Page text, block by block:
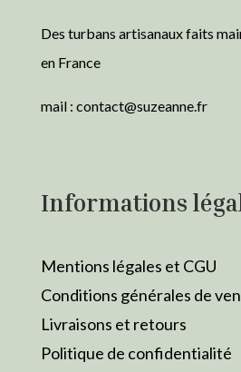
Des turbans artisanaux faits
en France
mail : contact@suzeanne.fr
Informations
Mentions légales et CGU
Conditions générales de
Livraisons et retours
Politique de confidentialité